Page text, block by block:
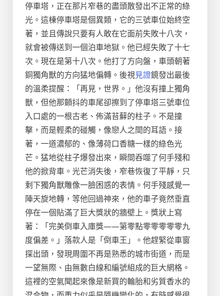
停車塔，正在那片窄巷的盡頭散發出不正常的綠
光。這棟停車塔是個異類，它的三號車位始終空
著，並且傳說只要有人敢在它面前失敗十八次，
就會被傳送到一個泊車地獄。他已經失敗了十七
次。現在是第十八次。他打了方向盤，車頭朝著
銅獨角獸的方向猛地偏轉。後視見證鏡發出最後
的溫柔提醒：「再見，世界。」他沒有撞上獨角
獸，但他那顫抖的車尾卻擦到了停車塔三號車位
入口處的一根古老、佈滿苔蘚的柱子。不是撞
擊，而是輕柔的碰觸，像戀人之間的耳語。接
著，一道濃郁的、像薄荷口香糖一樣的綠色光
芒。猛地從柱子爆發出來，瞬間吞噬了何手殘和
他的掀背車。光芒消失後，窄巷恢復了平靜，只
剩下獨角獸雕像一臉困惑的表情。何手殘感覺一
陣天旋地轉，等他回過神來，他的車子竟然垂直
停在一個貼滿了巨大獎狀的牆壁上。獎狀上寫
著：「完美倒車入庫獎——第零點零零零零零九
度偏差。」落款人是「倒車王」。他趕緊從車窗
探出頭，發現周圍不再是熟悉的城市街道，而是
一望無際、由無數白線和編號組成的巨大網格。
這裡的空氣聞起來像是新買的輪胎和劣質香水的